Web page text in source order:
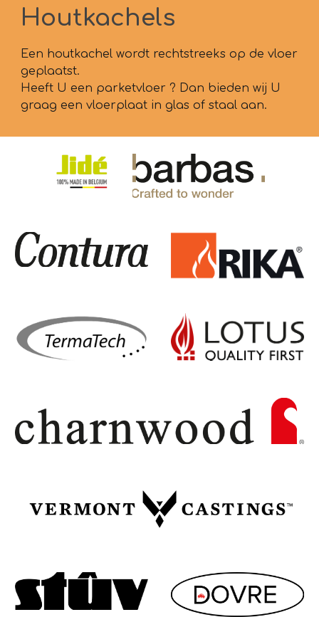
Houtkachels
Een houtkachel wordt rechtstreeks op de vloer
geplaatst.
Heeft U een parketvloer ? Dan bieden wij U
graag een vloerplaat in glas of staal aan.